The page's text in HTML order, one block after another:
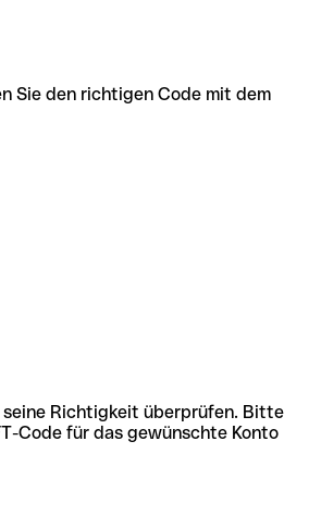
Sie den richtigen Code mit dem
seine Richtigkeit überprüfen. Bitte
Code für das gewünschte Konto